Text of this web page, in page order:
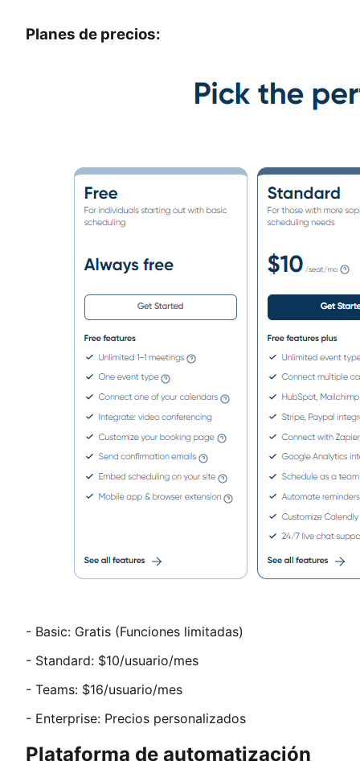
Planes de precios:
- Basic: Gratis (Funciones limitadas)
- Standard: $10/usuario/mes
- Teams: $16/usuario/mes
- Enterprise: Precios personalizados
Plataforma de automatización